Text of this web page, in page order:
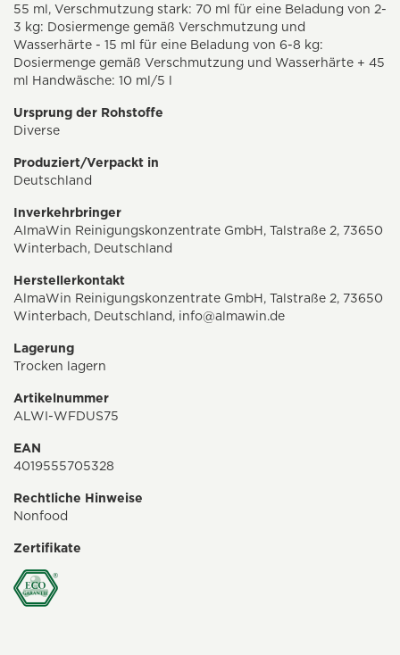
55 ml, Verschmutzung stark: 70 ml für eine Beladung von 2-
3 kg: Dosiermenge gemäß Verschmutzung und
Wasserhärte - 15 ml für eine Beladung von 6-8 kg:
Dosiermenge gemäß Verschmutzung und Wasserhärte + 45
ml Handwäsche: 10 ml/5 l
Ursprung der Rohstoffe
Diverse
Produziert/Verpackt in
Deutschland
Inverkehrbringer
AlmaWin Reinigungskonzentrate GmbH, Talstraße 2, 73650
Winterbach, Deutschland
Herstellerkontakt
AlmaWin Reinigungskonzentrate GmbH, Talstraße 2, 73650
Winterbach, Deutschland, info@almawin.de
Lagerung
Trocken lagern
Artikelnummer
ALWI-WFDUS75
EAN
4019555705328
Rechtliche Hinweise
Nonfood
Zertifikate